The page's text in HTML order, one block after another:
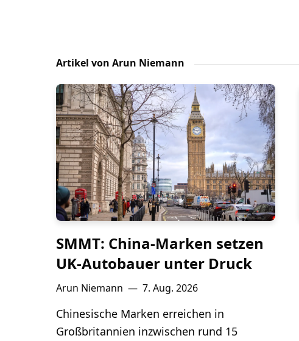
Artikel von Arun Niemann
SMMT: China-Marken setzen
UK-Autobauer unter Druck
Arun Niemann — 7. Aug. 2026
Chinesische Marken erreichen in
Großbritannien inzwischen rund 15